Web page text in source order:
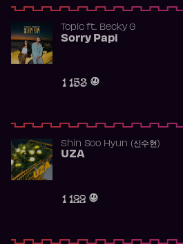
Topicft. Becky G
Sorry Papi
1 153
Shin Soo Hyun (신수현)
UZA
1 122